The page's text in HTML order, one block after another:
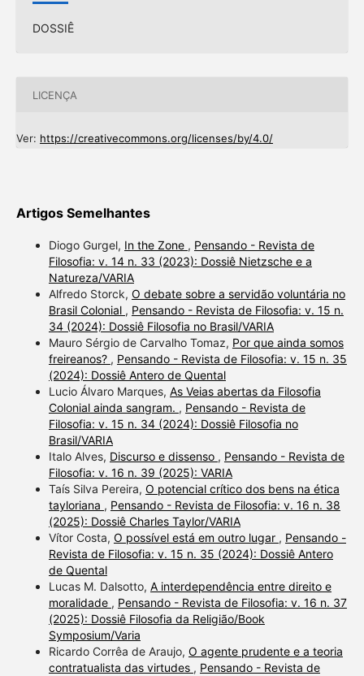
DOSSIÊ
LICENÇA
Ver: https://creativecommons.org/licenses/by/4.0/
Artigos Semelhantes
Diogo Gurgel, In the Zone , Pensando - Revista de
Filosofia: v. 14 n. 33 (2023): Dossiê Nietzsche e a
Natureza/VARIA
Alfredo Storck, O debate sobre a servidão voluntária no
Brasil Colonial , Pensando - Revista de Filosofia: v. 15 n.
34 (2024): Dossiê Filosofia no Brasil/VARIA
Mauro Sérgio de Carvalho Tomaz, Por que ainda somos
freireanos? , Pensando - Revista de Filosofia: v. 15 n. 35
(2024): Dossiê Antero de Quental
Lucio Álvaro Marques, As Veias abertas da Filosofia
Colonial ainda sangram. , Pensando - Revista de
Filosofia: v. 15 n. 34 (2024): Dossiê Filosofia no
Brasil/VARIA
Italo Alves, Discurso e dissenso , Pensando - Revista de
Filosofia: v. 16 n. 39 (2025): VARIA
Taís Silva Pereira, O potencial crítico dos bens na ética
tayloriana , Pensando - Revista de Filosofia: v. 16 n. 38
(2025): Dossiê Charles Taylor/VARIA
Vítor Costa, O possível está em outro lugar , Pensando -
Revista de Filosofia: v. 15 n. 35 (2024): Dossiê Antero
de Quental
Lucas M. Dalsotto, A interdependência entre direito e
moralidade , Pensando - Revista de Filosofia: v. 16 n. 37
(2025): Dossiê Filosofia da Religião/Book
Symposium/Varia
Ricardo Corrêa de Araujo, O agente prudente e a teoria
contratualista das virtudes , Pensando - Revista de